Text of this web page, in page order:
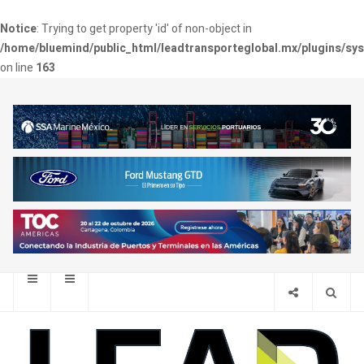
Notice: Trying to get property 'id' of non-object in
/home/bluemind/public_html/leadtransporteglobal.mx/plugins/
on line 163